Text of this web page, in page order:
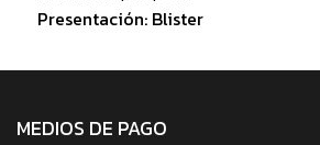
Presentación: Blister
MEDIOS DE PAGO